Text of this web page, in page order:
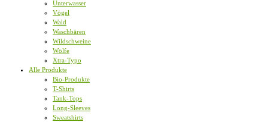
Unterwasser
Vögel
Wald
Waschbären
Wildschweine
Wölfe
Xtra-Typo
Alle Produkte
Bio-Produkte
T-Shirts
Tank-Tops
Long-Sleeves
Sweatshirts